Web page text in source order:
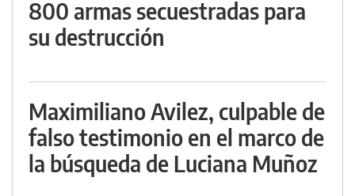
800 armas secuestradas para
su destrucción
Maximiliano Avilez, culpable de
falso testimonio en el marco de
la búsqueda de Luciana Muñoz